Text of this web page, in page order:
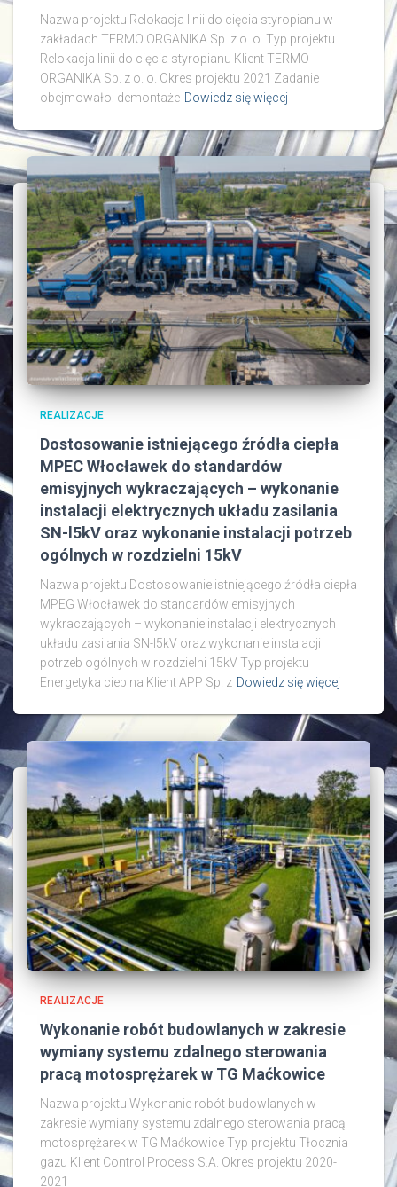
Nazwa projektu Relokacja linii do cięcia styropianu w
zakładach TERMO ORGANIKA Sp. z o. o. Typ projektu
Relokacja linii do cięcia styropianu Klient TERMO
ORGANIKA Sp. z o. o. Okres projektu 2021 Zadanie
obejmowało: demontaże Dowiedz się więcej
REALIZACJE
Dostosowanie istniejącego źródła ciepła
MPEC Włocławek do standardów
emisyjnych wykraczających – wykonanie
instalacji elektrycznych układu zasilania
SN-l5kV oraz wykonanie instalacji potrzeb
ogólnych w rozdzielni 15kV
Nazwa projektu Dostosowanie istniejącego źródła ciepła
MPEG Włocławek do standardów emisyjnych
wykraczających – wykonanie instalacji elektrycznych
układu zasilania SN-l5kV oraz wykonanie instalacji
potrzeb ogólnych w rozdzielni 15kV Typ projektu
Energetyka cieplna Klient APP Sp. z Dowiedz się więcej
REALIZACJE
Wykonanie robót budowlanych w zakresie
wymiany systemu zdalnego sterowania
pracą motosprężarek w TG Maćkowice
Nazwa projektu Wykonanie robót budowlanych w
zakresie wymiany systemu zdalnego sterowania pracą
motosprężarek w TG Maćkowice Typ projektu Tłocznia
gazu Klient Control Process S.A. Okres projektu 2020-
2021